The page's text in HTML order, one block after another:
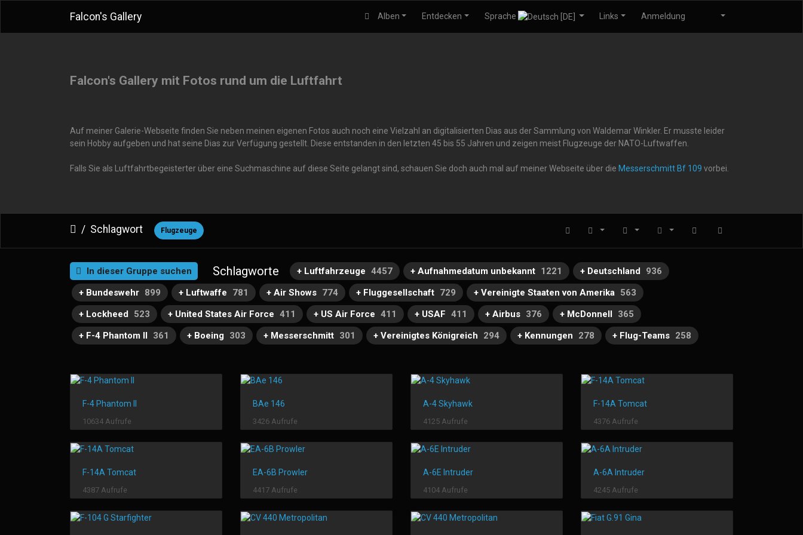
Falcon's Gallery Alben Entdecken Sprache Links Anmeldung
Falcon's Gallery mit Fotos rund um die Luftfahrt
Auf meiner Galerie-Webseite finden Sie neben meinen eigenen Fotos auch noch eine Vielzahl an digitalisierten Dias aus der Sammlung von Waldemar Winkler. Er musste leider
sein Hobby aufgeben und hat seine Dias zur Verfügung gestellt. Diese entstanden in den letzten 45 bis 55 Jahren und zeigen meist Flugzeuge der NATO-Luftwaffen.
Falls Sie als Luftfahrtbegeisterter über eine Suchmaschine auf diese Seite gelangt sind, schauen Sie doch auch mal auf meiner Webseite über die Messerschmitt Bf 109 vorbei.
Schlagwort Flugzeuge
In dieser Gruppe suchen Schlagworte + Luftfahrzeuge 4457 + Aufnahmedatum unbekannt 1221 + Deutschland
936
+ Bundeswehr 899 + Luftwaffe 781 + Air Shows 774 + Fluggesellschaft 729 + Vereinigte Staaten von Amerika 563
+ Lockheed
523 + United States Air Force 411 + US Air Force 411 + USAF 411 + Airbus 376 + McDonnell
365
+ F-4 Phantom II
361 + Boeing 303 + Messerschmitt 301 + Vereinigtes Königreich 294 + Kennungen 278 + Flug-Teams 258
F-4 Phantom II
10634 Aufrufe
BAe 146
3426 Aufrufe
A-4 Skyhawk
4125 Aufrufe
F-14A Tomcat
4376 Aufrufe
F-14A Tomcat
4387 Aufrufe
EA-6B Prowler
4417 Aufrufe
A-6E Intruder
4104 Aufrufe
A-6A Intruder
4245 Aufrufe